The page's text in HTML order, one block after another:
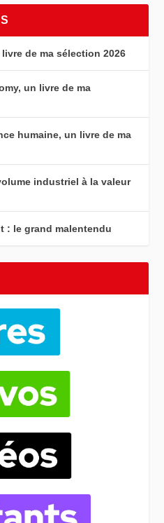
de ma sélection 2026
un livre de ma
humaine, un livre de ma
industriel à la valeur
: le grand malentendu